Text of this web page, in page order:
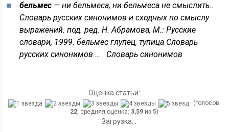
бельмес — ни бельмеса, ни бельмеса не смыслить..
Словарь русских синонимов и сходных по смыслу
выражений. под. ред. Н. Абрамова, М.: Русские
словари, 1999. бельмес глупец, тупица Словарь
русских синонимов … Словарь синонимов
Оценка статьи:
(голосов:
22, средняя оценка: 3,59 из 5)
Загрузка...